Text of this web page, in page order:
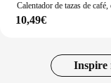
10,49€
Inspire